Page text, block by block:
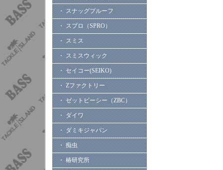
・ スナッグプルーフ
・ スプロ（SPRO）
・ スミス
・ スミスウィック
・ セイコー(SEIKO)
・ Zファクトリー
・ ゼットビーシー（ZBC）
・ ダイワ
・ ダミキジャパン
・ 痴虫
・ 椿研究所